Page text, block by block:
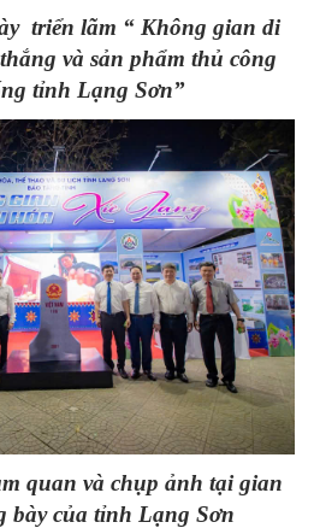
triển lãm “ Không gian di
và sản phẩm thủ công
tỉnh Lạng Sơn”
quan và chụp ảnh tại gian
bày của tỉnh Lạng Sơn